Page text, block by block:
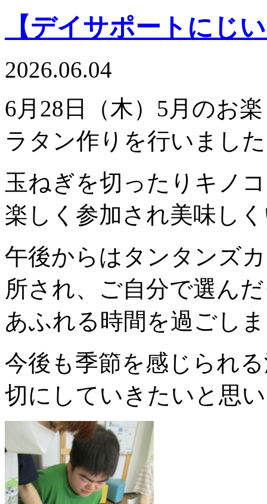
【デイサポートにじ
2026.06.04
6月28日（木）5月のお
ラタン作りを行いまし
玉ねぎを切ったりキノ
楽しく参加され美味し
午後からはタンタンズ
所され、ご自分で選ん
あふれる時間を過ごし
今後も季節を感じられ
切にしていきたいと思